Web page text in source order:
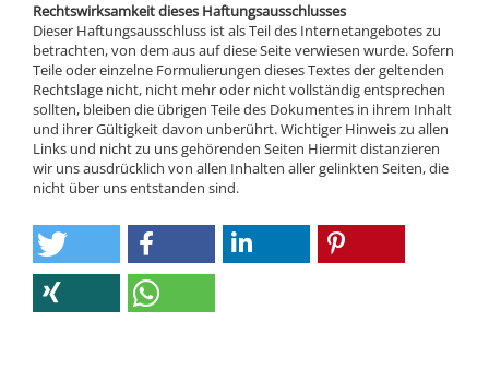
Rechtswirksamkeit dieses Haftungsausschlusses
Dieser Haftungsausschluss ist als Teil des Internetangebotes zu
betrachten, von dem aus auf diese Seite verwiesen wurde. Sofern
Teile oder einzelne Formulierungen dieses Textes der geltenden
Rechtslage nicht, nicht mehr oder nicht vollständig entsprechen
sollten, bleiben die übrigen Teile des Dokumentes in ihrem Inhalt
und ihrer Gültigkeit davon unberührt. Wichtiger Hinweis zu allen
Links und nicht zu uns gehörenden Seiten Hiermit distanzieren
wir uns ausdrücklich von allen Inhalten aller gelinkten Seiten, die
nicht über uns entstanden sind.